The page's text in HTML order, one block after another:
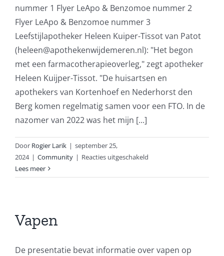
nummer 1 Flyer LeApo & Benzomoe nummer 2
Flyer LeApo & Benzomoe nummer 3
Leefstijlapotheker Heleen Kuiper-Tissot van Patot
(heleen@apothekenwijdemeren.nl): "Het begon
met een farmacotherapieoverleg," zegt apotheker
Heleen Kuijper-Tissot. "De huisartsen en
apothekers van Kortenhoef en Nederhorst den
Berg komen regelmatig samen voor een FTO. In de
nazomer van 2022 was het mijn [...]
Door Rogier Larik | september 25,
2024 | Community | Reacties uitgeschakeld
van
Lees meer
Vapen
De presentatie bevat informatie over vapen op